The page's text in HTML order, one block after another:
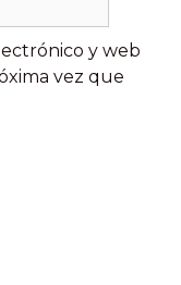
y web
vez que